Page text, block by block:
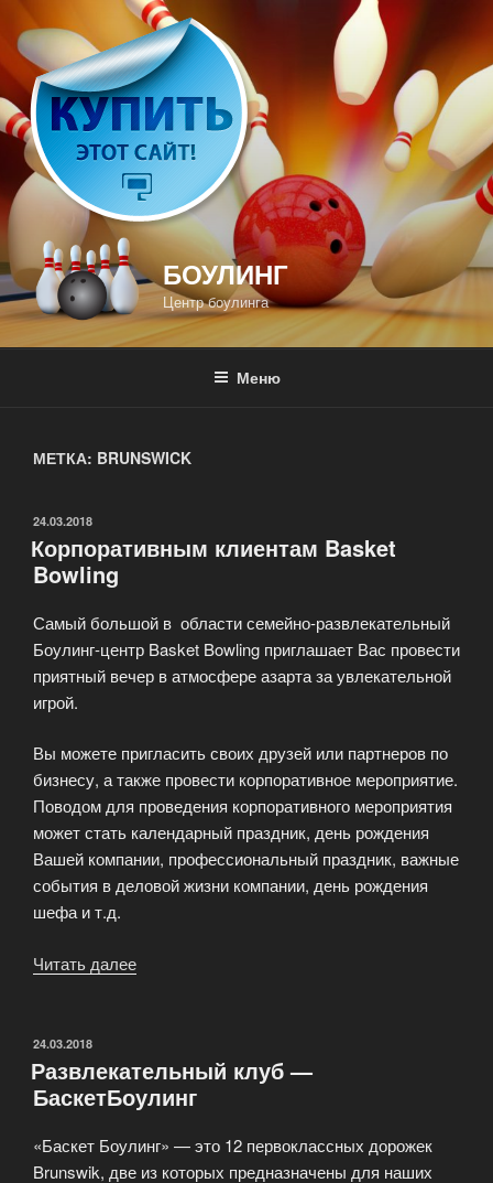
Перейти
содержимому
БОУЛИНГ
Центр боулинга
Меню
МЕТКА: BRUNSWICK
ОПУБЛИКОВАНО
24.03.2018
Корпоративным клиентам Basket
Bowling
Самый большой в области семейно-развлекательный
Боулинг-центр Basket Bowling приглашает Вас провести
приятный вечер в атмосфере азарта за увлекательной
игрой.
Вы можете пригласить своих друзей или партнеров по
бизнесу, а также провести корпоративное мероприятие.
Поводом для проведения корпоративного мероприятия
может стать календарный праздник, день рождения
Вашей компании, профессиональный праздник, важные
события в деловой жизни компании, день рождения
шефа и т.д.
Читать далее
ОПУБЛИКОВАНО
24.03.2018
Развлекательный клуб —
БаскетБоулинг
«Баскет Боулинг» — это 12 первоклассных дорожек
Brunswik, две из которых предназначены для наших